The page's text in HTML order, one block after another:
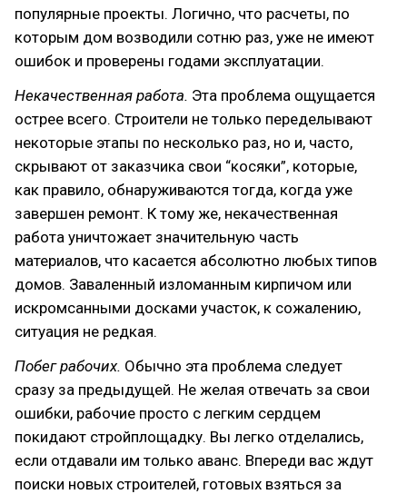
популярные проекты. Логично, что расчеты, по
которым дом возводили сотню раз, уже не имеют
ошибок и проверены годами эксплуатации.
Некачественная работа. Эта проблема ощущается
острее всего. Строители не только переделывают
некоторые этапы по несколько раз, но и, часто,
скрывают от заказчика свои “косяки”, которые,
как правило, обнаруживаются тогда, когда уже
завершен ремонт. К тому же, некачественная
работа уничтожает значительную часть
материалов, что касается абсолютно любых типов
домов. Заваленный изломанным кирпичом или
искромсанными досками участок, к сожалению,
ситуация не редкая.
Побег рабочих. Обычно эта проблема следует
сразу за предыдущей. Не желая отвечать за свои
ошибки, рабочие просто с легким сердцем
покидают стройплощадку. Вы легко отделались,
если отдавали им только аванс. Впереди вас ждут
поиски новых строителей, готовых взяться за